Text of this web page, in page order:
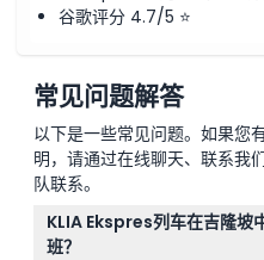
谷歌评分 4.7/5 ⭐
常见问题解答
以下是一些常见问题。如果您
明，请通过在线聊天、联系
队联系。
KLIA Ekspres列车在吉隆坡
班？